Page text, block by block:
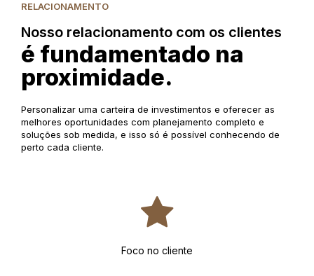
RELACIONAMENTO
Nosso relacionamento com os clientes
é fundamentado na
proximidade.
Personalizar uma carteira de investimentos e oferecer as
melhores oportunidades com planejamento completo e
soluções sob medida, e isso só é possível conhecendo de
perto cada cliente.
Foco no cliente